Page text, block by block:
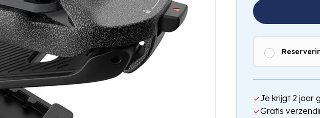
Je krijgt 2 jaar
Gratis